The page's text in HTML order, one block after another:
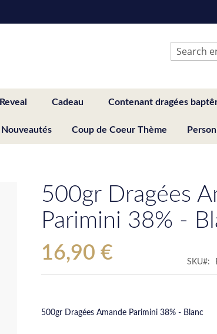
Search
Cadeau Contenant dragées
Nouveautés Coup de Coeur Thème
500gr Dragées
Parimini 38% -
16,90 €
SKU
500gr Dragées Amande Parimini 38% - Blanc